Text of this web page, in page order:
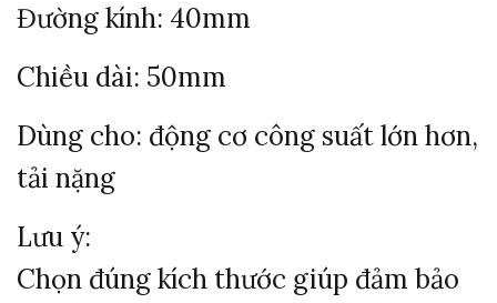
Đường kính: 40mm
Chiều dài: 50mm
Dùng cho: động cơ công suất lớn hơn,
tải nặng
Lưu ý:
Chọn đúng kích thước giúp đảm bảo